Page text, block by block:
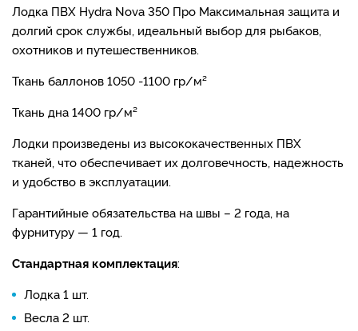
Лодка ПВХ Hydra Nova 350 Про Максимальная защита и
долгий срок службы, идеальный выбор для рыбаков,
охотников и путешественников.
Ткань баллонов 1050 -1100 гр/м²
Ткань дна 1400 гр/м²
Лодки произведены из высококачественных ПВХ
тканей, что обеспечивает их долговечность, надежность
и удобство в эксплуатации.
Гарантийные обязательства на швы – 2 года, на
фурнитуру — 1 год.
Стандартная комплектация:
Лодка 1 шт.
Весла 2 шт.